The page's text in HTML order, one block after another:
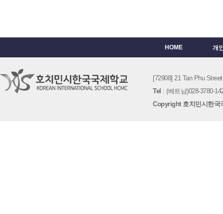
HOME 개
[72908] 21 Tan Phu
Tel : (베트남)028-3780-
Copyright 호치민시한국